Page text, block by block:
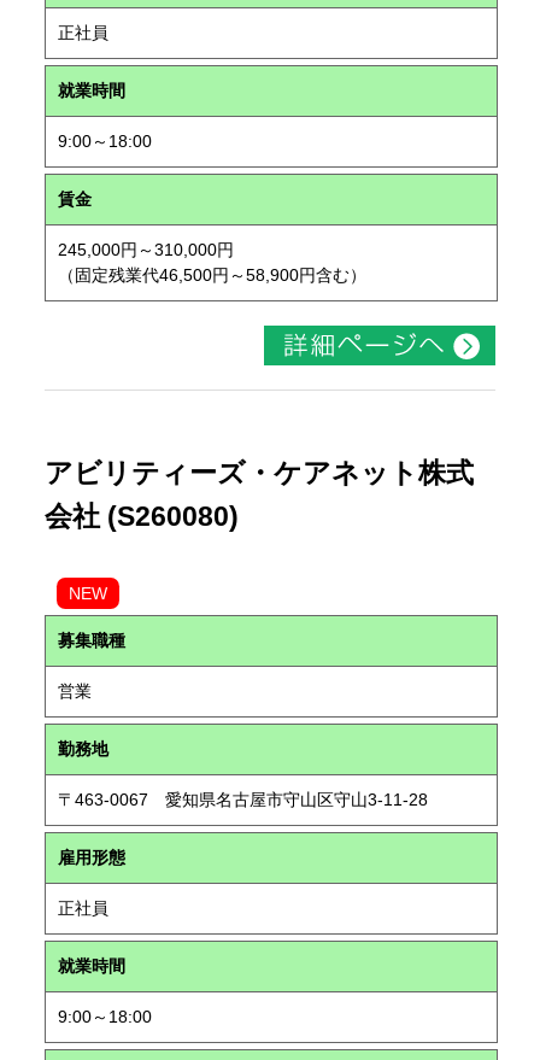
正社員
就業時間
9:00～18:00
賃金
245,000円～310,000円
（固定残業代46,500円～58,900円含む）
アビリティーズ・ケアネット株式
会社 (S260080)
NEW
募集職種
営業
勤務地
〒463-0067 愛知県名古屋市守山区守山3-11-28
雇用形態
正社員
就業時間
9:00～18:00